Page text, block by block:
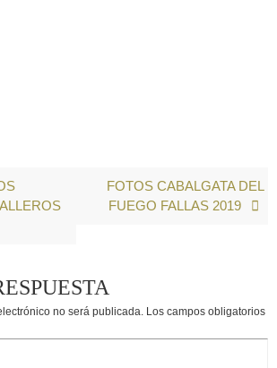
FOTOS CABALGATA DEL
FUEGO FALLAS 2019
no será publicada. Los campos obligatorios